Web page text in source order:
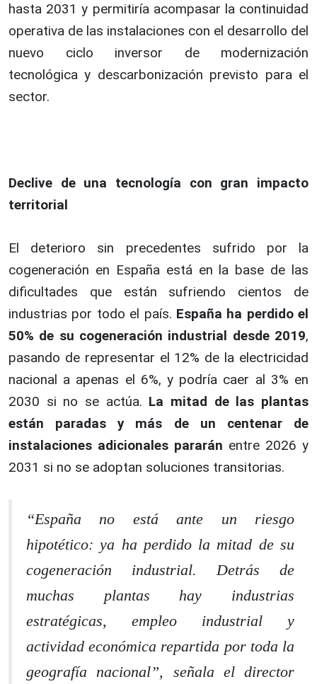
hasta 2031 y permitiría acompasar la continuidad
operativa de las instalaciones con el desarrollo del
nuevo ciclo inversor de modernización
tecnológica y descarbonización previsto para el
sector.
Declive de una tecnología con gran impacto
territorial
El deterioro sin precedentes sufrido por la
cogeneración en España está en la base de las
dificultades que están sufriendo cientos de
industrias por todo el país. España ha perdido el
50% de su cogeneración industrial desde 2019,
pasando de representar el 12% de la electricidad
nacional a apenas el 6%, y podría caer al 3% en
2030 si no se actúa. La mitad de las plantas
están paradas
y más de un centenar de
instalaciones adicionales pararán entre 2026 y
2031 si no se adoptan soluciones transitorias.
“España no está ante un riesgo
hipotético: ya ha perdido la mitad de su
cogeneración industrial. Detrás de
muchas plantas hay industrias
estratégicas, empleo industrial y
actividad económica repartida por toda la
geografía nacional”, señala el director